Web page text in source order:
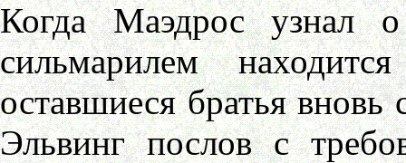
Когда Маэдрос узнал
сильмарилем
оставшиеся братья вновь
Эльвинг послов с